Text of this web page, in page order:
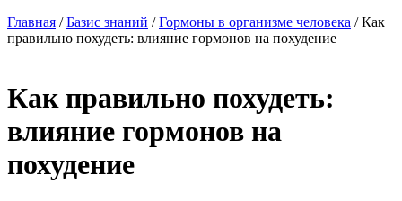
Главная / Базис знаний / Гормоны в организме человека / Как
правильно похудеть: влияние гормонов на похудение
Как правильно похудеть:
влияние гормонов на
похудение